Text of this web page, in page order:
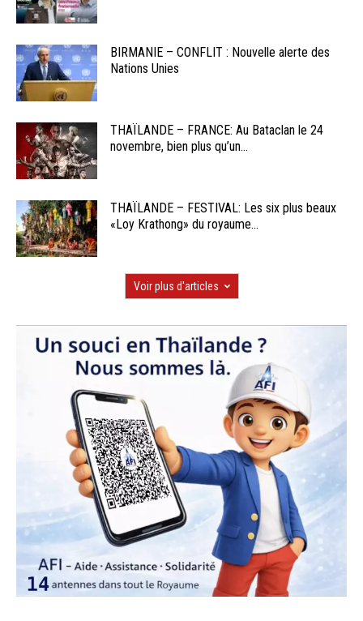
BIRMANIE – CONFLIT : Nouvelle alerte des
Nations Unies
THAÏLANDE – FRANCE: Au Bataclan le 24
novembre, bien plus qu’un...
THAÏLANDE – FESTIVAL: Les six plus beaux
«Loy Krathong» du royaume...
Voir plus d'articles